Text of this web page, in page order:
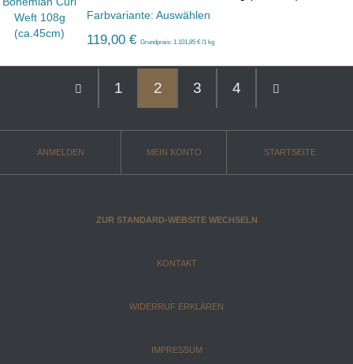
Farbvariante: Auswählen
119,00 € Grundpreis: 1.101,85 € /1 kg
1 2 3 4
ANMELDEN MEIN KONTO STARTSEITE
ZUR STANDARD-WEBSITE WECHSELN
KONTAKT
WIDERRUF ERKLÄREN
IMPRESSUM